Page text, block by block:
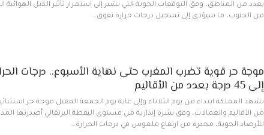
بعدد من المناطق، وفق التوقعات الجوية التي تشير إلى استمرار تأثير الكتل الهوائية
من الجنوب، ما سيؤدي إلى تسجيل درجات حرارة تفوق…
موجة حر قوية تضرب المغرب حتى نهاية الأسبوع.. درجات
إلى 45 درجة بعدد من الأقاليم
تشهد المملكة ابتداء من يوم الثلاثاء وإلى غاية يوم الجمعة المقبل موجة حر
من الأقاليم والعمالات، وفق نشرة إنذارية من مستوى اليقظة البرتقالي أصدرتها
للأرصاد الجوية، محذرة من ارتفاع ملموس في درجات الحرارة…